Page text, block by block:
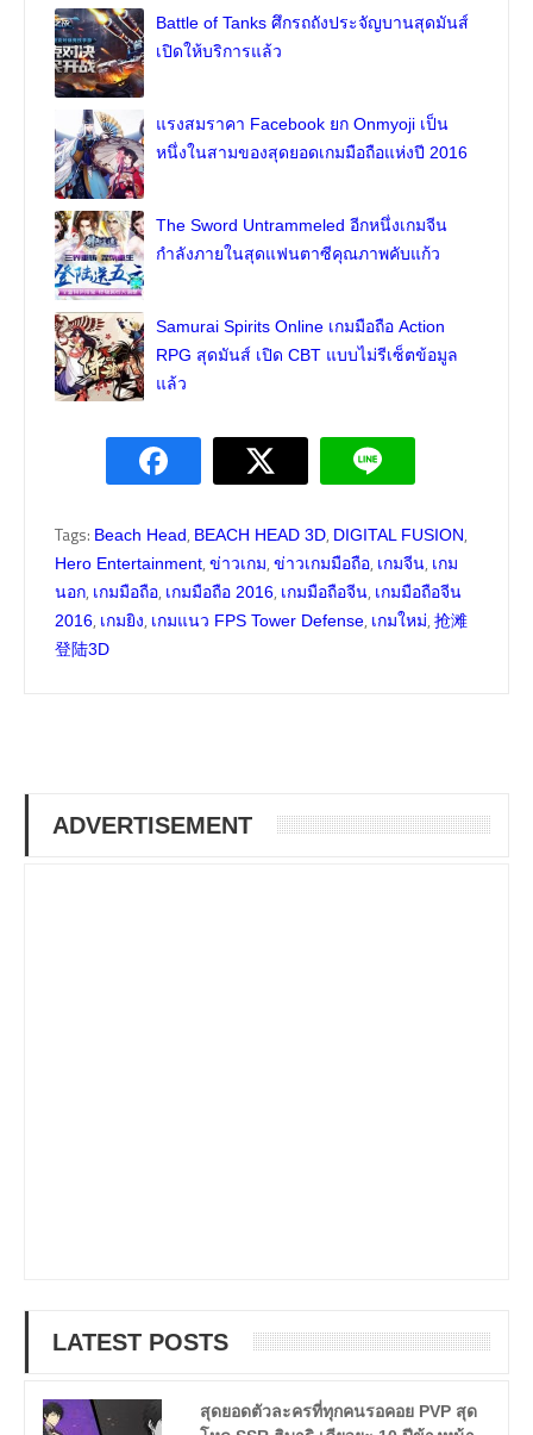
Battle of Tanks ศึกรถถังประจัญบานสุดมันส์
เปิดให้บริการแล้ว
แรงสมราคา Facebook ยก Onmyoji เป็น
หนึ่งในสามของสุดยอดเกมมือถือแห่งปี 2016
The Sword Untrammeled อีกหนึ่งเกมจีน
กำลังภายในสุดแฟนตาซีคุณภาพคับแก้ว
Samurai Spirits Online เกมมือถือ Action
RPG สุดมันส์ เปิด CBT แบบไม่รีเซ็ตข้อมูล
แล้ว
Tags: Beach Head, BEACH HEAD 3D, DIGITAL FUSION,
Hero Entertainment, ข่าวเกม, ข่าวเกมมือถือ, เกมจีน, เกม
นอก, เกมมือถือ, เกมมือถือ 2016, เกมมือถือจีน, เกมมือถือจีน
2016, เกมยิง, เกมแนว FPS Tower Defense, เกมใหม่, 抢滩
登陆3D
ADVERTISEMENT
LATEST POSTS
สุดยอดตัวละครที่ทุกคนรอคอย PVP สุด